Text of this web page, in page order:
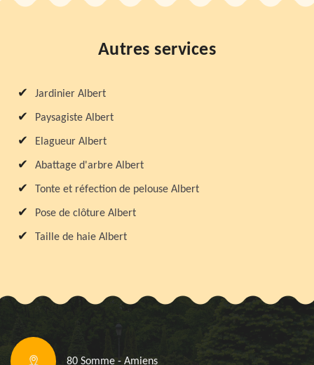
Autres services
Jardinier Albert
Paysagiste Albert
Elagueur Albert
Abattage d'arbre Albert
Tonte et réfection de pelouse Albert
Pose de clôture Albert
Taille de haie Albert
80 Somme - Amiens